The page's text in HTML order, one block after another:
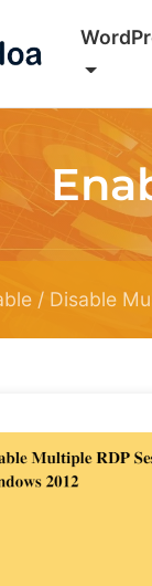
/ Disable